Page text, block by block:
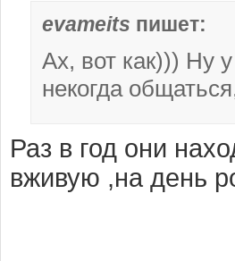
evameits пишет:
Ах, вот как))) Ну
некогда
Раз в год они
вживую ,на день